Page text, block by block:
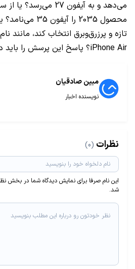
می‌دهد و به آیفون 27
محصول 2035 را
تازه و پرزرق‌وبرق انتخاب کند، مانند
iPhone Air؟ پاسخ این پرسش را باید در آینده جست‌وجو کرد.
مبین صادقیان
نویسنده اخبار
نظرات (0)
این نام صرفا برای نمایش دیدگاه شما در بخش
شد.